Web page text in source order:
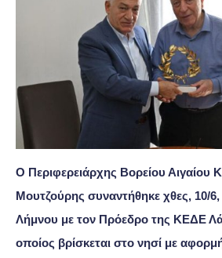
Ο Περιφερειάρχης Βορείου Αιγαίου
Μουτζούρης συναντήθηκε χθες, 10/
Λήμνου με τον Πρόεδρο της ΚΕΔΕ
οποίος βρίσκεται στο νησί με